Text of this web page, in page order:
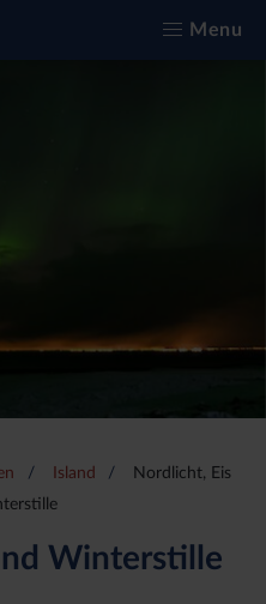
Menu
Island
Nordlicht, Eis
Winterstille